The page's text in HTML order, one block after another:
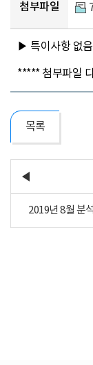
첨부파일
▶ 특이사항 없음
***** 첨부파일
목록
2019년 8월 분